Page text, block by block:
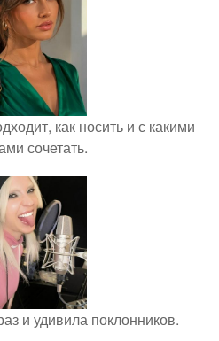
как носить и с какими
сочетать.
и удивила поклонников.